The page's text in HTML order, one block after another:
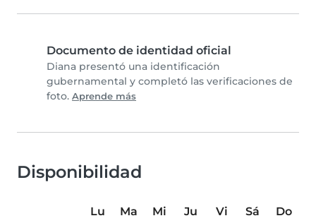
Documento de identidad oficial
Diana presentó una identificación
gubernamental y completó las verificaciones de
foto. Aprende más
Disponibilidad
Lu Ma Mi Ju Vi Sá
Do